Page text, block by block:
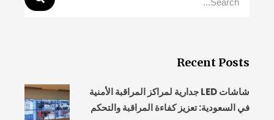
Recent Posts
شاشات LED جدارية لمراكز المراقبة الأمنية
في السعودية: تعزيز كفاءة المراقبة والتحكم